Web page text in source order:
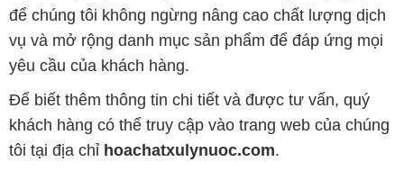
để chúng tôi không ngừng nâng cao chất lượng dịch
vụ và mở rộng danh mục sản phẩm để đáp ứng mọi
yêu cầu của khách hàng.
Để biết thêm thông tin chi tiết và được tư vấn, quý
khách hàng có thể truy cập vào trang web của chúng
tôi tại địa chỉ hoachatxulynuoc.com.